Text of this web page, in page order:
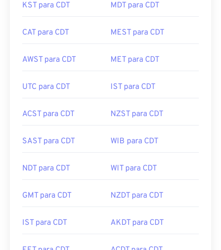
KST para CDT MDT para CDT
CAT para CDT MEST para CDT
AWST para CDT MET para CDT
UTC para CDT IST para CDT
ACST para CDT NZST para CDT
SAST para CDT WIB para CDT
NDT para CDT WIT para CDT
GMT para CDT NZDT para CDT
IST para CDT AKDT para CDT